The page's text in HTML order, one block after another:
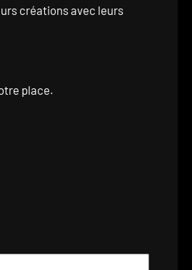
créations avec leurs
place.